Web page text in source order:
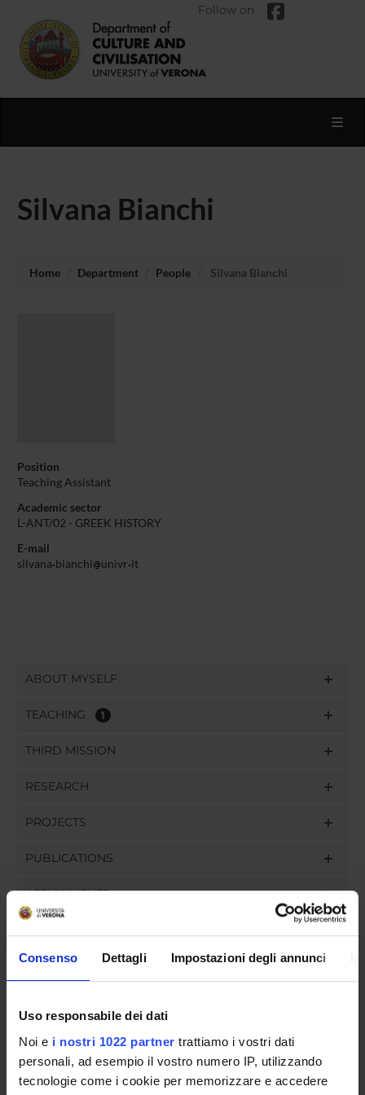
Consenso Dettagli Impostazioni degli annunci
Uso responsabile dei dati
Noi e i nostri 1022 partner trattiamo i vostri dati
personali, ad esempio il vostro numero IP, utilizzando
tecnologie come i cookie per memorizzare e accedere
Follow on
Silvana Bianchi
Home Department People Silvana Bianchi
Position
Teaching Assistant
Academic sector
L-ANT/02 - GREEK HISTORY
E-mail
silvana bianchi univr it
ABOUT MYSELF
TEACHING 1
THIRD MISSION
RESEARCH
PROJECTS
PUBLICATIONS
ASSIGNMENTS
ORGANISATION
GOVERNANCE
COMMITTEES
DEPARTMENT ADMINISTRATION OFFICES